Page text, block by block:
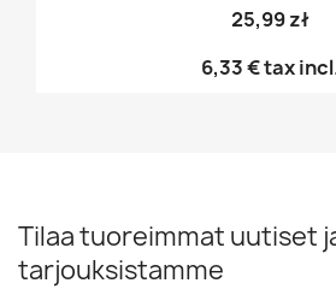
25,99 zł
6,33 €tax
Tilaa tuoreimmat uutiset
tarjouksistamme